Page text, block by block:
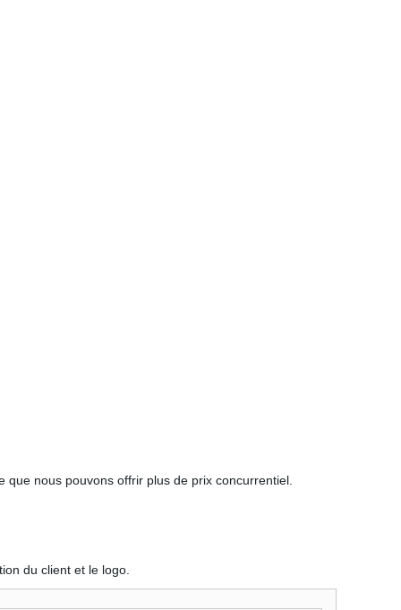
nous pouvons offrir plus de prix concurrentiel.
du client et le logo.